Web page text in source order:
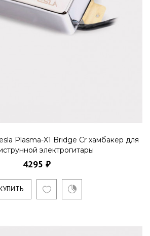
Plasma-X1 Bridge Cr хамбакер для
электрогитары
4295 ₽